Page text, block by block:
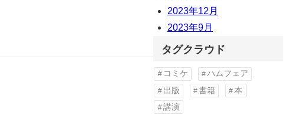
2023年12月
2023年9月
タグクラウド
コミケ
ハムフェア
出版
書籍
本
講演